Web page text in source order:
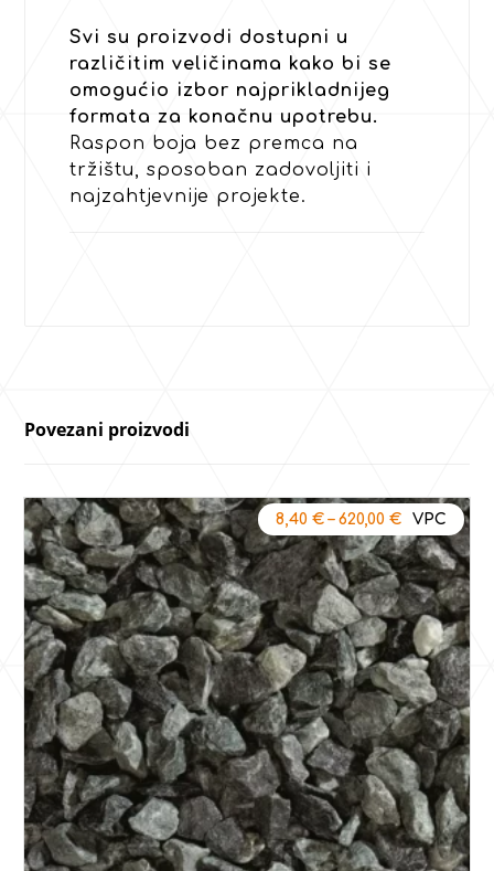
Svi su proizvodi dostupni u
različitim veličinama kako bi se
omogućio izbor najprikladnijeg
formata za konačnu upotrebu.
Raspon boja bez premca na
tržištu, sposoban zadovoljiti i
najzahtjevnije projekte.
Povezani proizvodi
8,40 €– 620,00 €